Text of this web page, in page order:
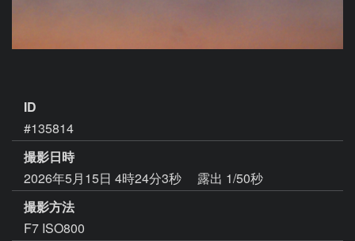
ID
#135814
撮影日時
2026年5月15日 4時24分3秒
露出 1/50秒
撮影方法
F7 ISO800